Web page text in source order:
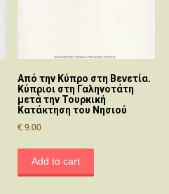
Aπό την Kύπρο στη Bενετία.
Kύπριοι στη Γαληνοτάτη
μετά την Τουρκική
Κατάκτηση του Νησιού
€ 9.00
Add to cart